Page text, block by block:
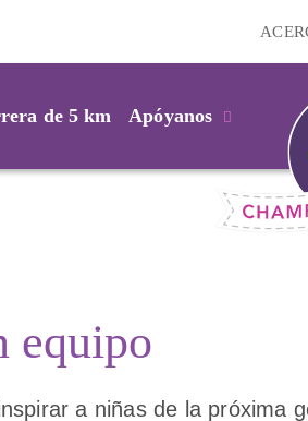
de 5 km Apóyanos
equipo
a niñas de la próxima